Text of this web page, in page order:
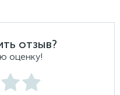
отзыв?
оценку!